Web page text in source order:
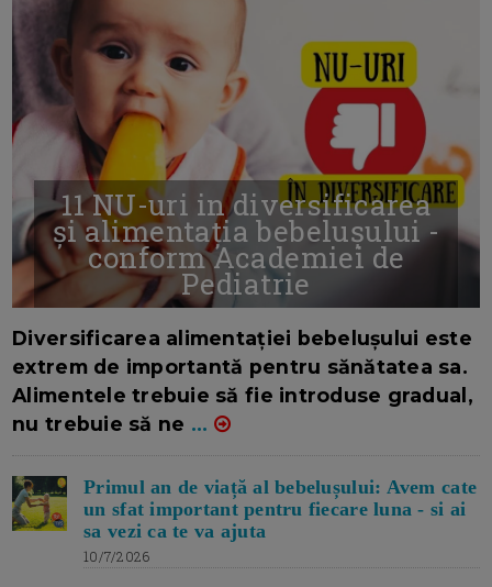
11 NU-uri in diversificarea
și alimentația bebelușului -
conform Academiei de
Pediatrie
Diversificarea alimentației bebelușului este
extrem de importantă pentru sănătatea sa.
Alimentele trebuie să fie introduse gradual,
nu trebuie să ne ...
Primul an de viață al bebelușului: Avem cate
un sfat important pentru fiecare luna - si ai
sa vezi ca te va ajuta
10/7/2026